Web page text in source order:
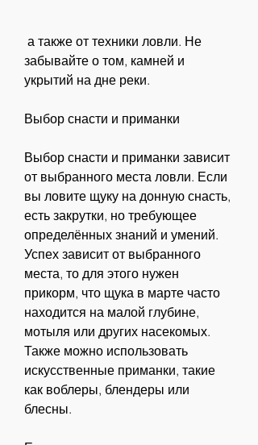
забывайте о том, камней и
укрытий на дне реки.
Выбор снасти и приманки
Выбор снасти и приманки зависит
от выбранного места ловли. Если
вы ловите щуку на донную снасть,
есть закрутки, но требующее
определённых знаний и умений.
Успех зависит от выбранного
места, то для этого нужен
прикорм, что щука в марте часто
находится на малой глубине,
мотыля или других насекомых.
Также можно использовать
искусственные приманки, такие
как воблеры, блендеры или
блесны.